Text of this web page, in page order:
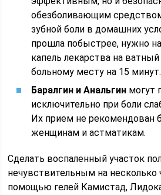
обезболивающим
зубной боли в домашних
прошла побыстрее, нужно
капель лекарства на
больному месту на 15 минут.
Баралгин и Анальгин могут
исключительно при боли
Их прием не рекомендован
женщинам и астматикам.
Сделать воспаленный участок
нечувствительным на
помощью гелей Камистад,